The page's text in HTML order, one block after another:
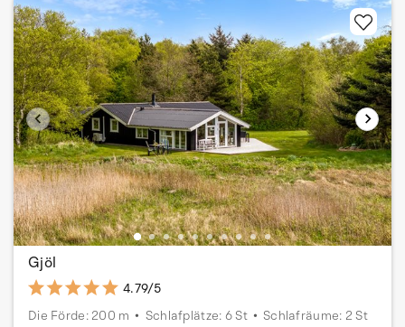
Gjöl
4.79/5
Die Förde: 200 m
Schlafplätze: 6 St Schlafräume: 2 St